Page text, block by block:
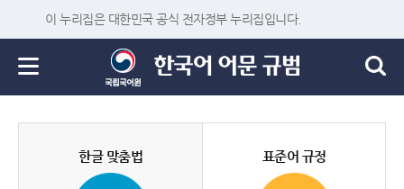
이 누리집은 대한민국 공식 전자정부 누리집입니다.
한글 맞춤법 표준어 규정